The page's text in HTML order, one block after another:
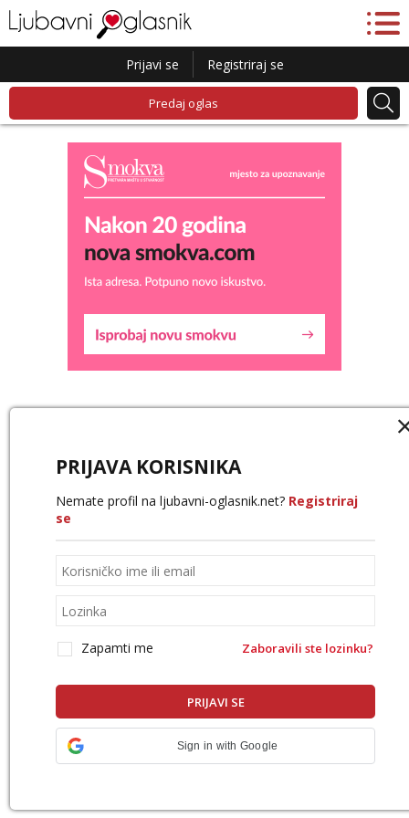
Prijavi se Registriraj se
Predaj oglas
PRIJAVA KORISNIKA
Nemate profil na ljubavni-oglasnik.net? Registriraj
se
Zapamti me Zaboravili ste lozinku?
Sign in with Google